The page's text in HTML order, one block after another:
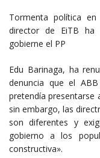
Tormenta política
director de EiTB ha
gobierne el PP
Edu Barinaga, ha
denuncia que el
pretendía presentarse
sin embargo, las
son diferentes y
gobierno a los
constructiva».